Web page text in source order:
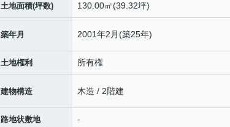
土地面積(坪数) 130.00㎡(39.32坪)
築年月 2001年2月(築25年)
土地権利 所有権
建物構造 木造 / 2階建
路地状敷地 -